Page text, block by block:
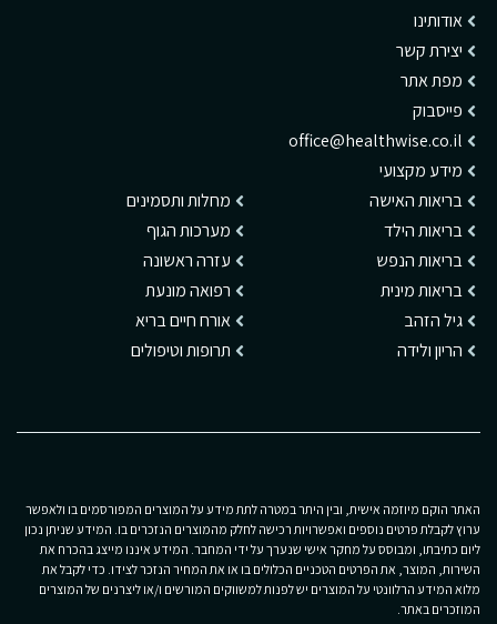
אודותינו
יצירת קשר
מפת אתר
פייסבוק
office@healthwise.co.il
מידע מקצועי
בריאות האישה
בריאות הילד
בריאות הנפש
בריאות מינית
גיל הזהב
הריון ולידה
מחלות ותסמינים
מערכות הגוף
עזרה ראשונה
רפואה מונעת
אורח חיים בריא
תרופות וטיפולים
האתר הוקם מיוזמה אישית, ובין היתר במטרה לתת מידע על המוצרים המפורסמים בו ולאפשר
ערוץ לקבלת פרטים נוספים ואפשרויות רכישה לחלק מהמוצרים הנזכרים בו. המידע שניתן נכון
ליום כתיבתו, ומבוסס על מחקר אישי שנערך על ידי המחבר. המידע איננו מייצג בהכרח את
השירות, המוצר, את הפרטים הטכניים הכלולים בו או את המחיר הנזכר לצידו. כדי לקבל את
מלוא המידע הרלוונטי על המוצרים יש לפנות למשווקים המורשים ו/או ליצרנים של המוצרים
המוזכרים באתר.